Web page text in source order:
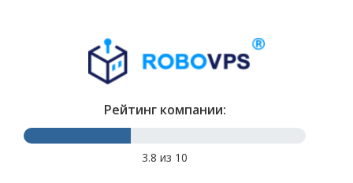
Рейтинг компании:
3.8 из 10